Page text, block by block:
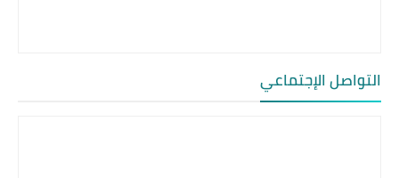
التواصل الإجتماعي